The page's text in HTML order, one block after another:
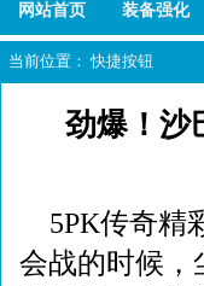
网站首页 装备强化
当前位置：快捷按钮
劲爆！沙
5PK传奇精
会战的时候，